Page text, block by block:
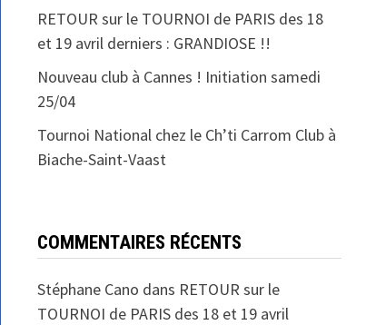
RETOUR sur le TOURNOI de PARIS des 18
et 19 avril derniers : GRANDIOSE !!
Nouveau club à Cannes ! Initiation samedi
25/04
Tournoi National chez le Ch’ti Carrom Club à
Biache-Saint-Vaast
COMMENTAIRES RÉCENTS
Stéphane Cano dans RETOUR sur le
TOURNOI de PARIS des 18 et 19 avril